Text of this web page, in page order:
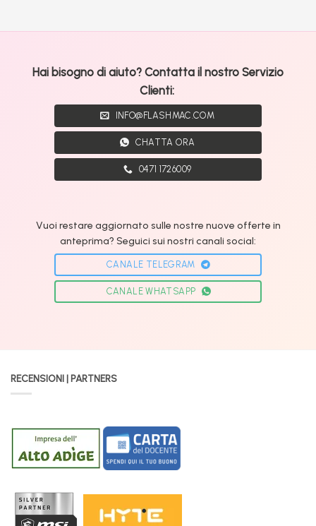
Hai bisogno di aiuto? Contatta il nostro Servizio
Clienti:
INFO@FLASHMAC.COM
CHATTA ORA
0471 1726009
Vuoi restare aggiornato sulle nostre nuove offerte in
anteprima? Seguici sui nostri canali social:
CANALE TELEGRAM
CANALE WHATSAPP
RECENSIONI | PARTNERS